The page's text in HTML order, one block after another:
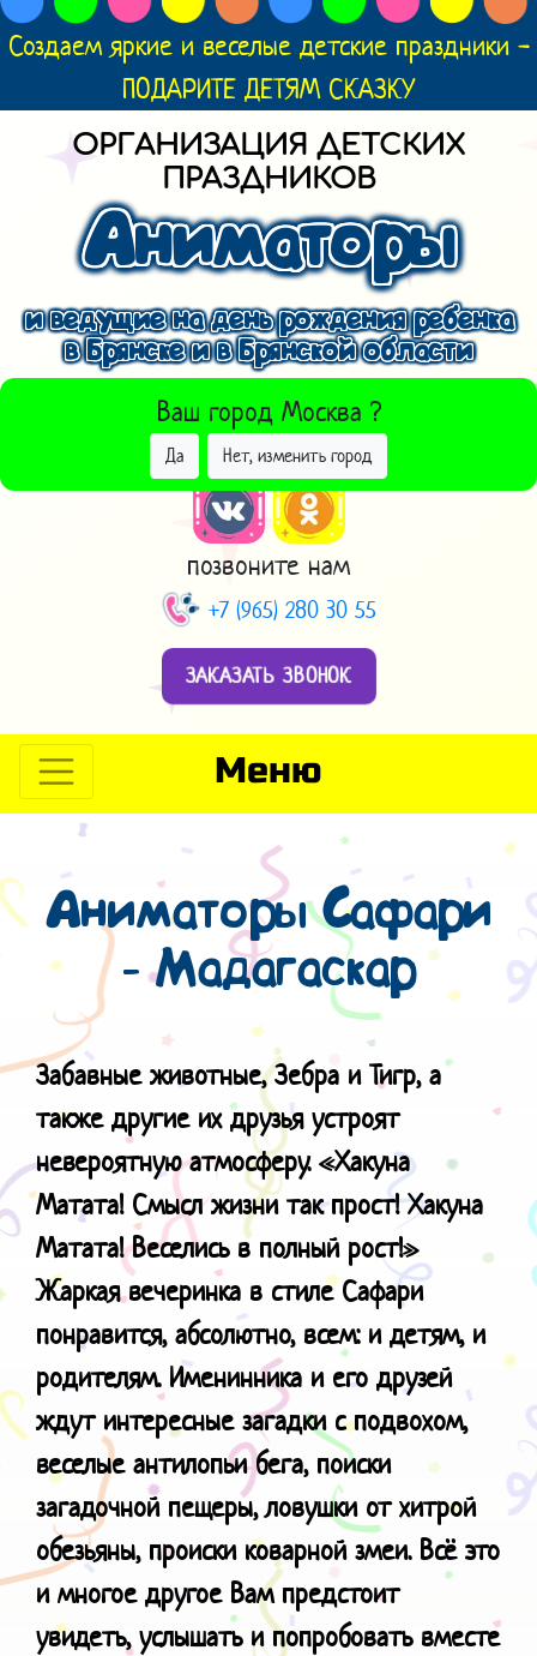
Создаем яркие и веселые детские праздники -
ПОДАРИТЕ ДЕТЯМ СКАЗКУ
ОРГАНИЗАЦИЯ ДЕТСКИХ
ПРАЗДНИКОВ
Аниматоры
и ведущие на день рождения ребенка
в Брянске и в Брянской области
Ваш город Москва ?
Да Нет, изменить город
ВЫБРАТЬ ДРУГОЙ ГОРОД
позвоните нам
+7 (965) 280 30 55
ЗАКАЗАТЬ ЗВОНОК
Меню
Аниматоры Сафари
- Мадагаскар
Забавные животные, Зебра и Тигр, а
также другие их друзья устроят
невероятную атмосферу. «Хакуна
Матата! Смысл жизни так прост! Хакуна
Матата! Веселись в полный рост!»
Жаркая вечеринка в стиле Сафари
понравится, абсолютно, всем: и детям, и
родителям. Именинника и его друзей
ждут интересные загадки с подвохом,
веселые антилопьи бега, поиски
загадочной пещеры, ловушки от хитрой
обезьяны, происки коварной змеи. Всё это
и многое другое Вам предстоит
увидеть, услышать и попробовать вместе